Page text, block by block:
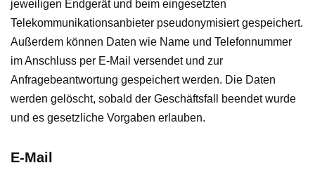
jeweiligen Endgerät und beim eingesetzten
Telekommunikationsanbieter pseudonymisiert gespeichert.
Außerdem können Daten wie Name und Telefonnummer
im Anschluss per E-Mail versendet und zur
Anfragebeantwortung gespeichert werden. Die Daten
werden gelöscht, sobald der Geschäftsfall beendet wurde
und es gesetzliche Vorgaben erlauben.
E-Mail